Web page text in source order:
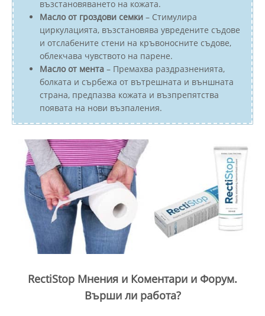
възстановяването на кожата.
Масло от гроздови семки – Стимулира
циркулацията, възстановява увредените съдове
и отслабените стени на кръвоносните съдове,
облекчава чувството на парене.
Масло от мента – Премахва раздразненията,
болката и сърбежа от вътрешната и външната
страна, предпазва кожата и възпрепятства
появата на нови възпаления.
RectiStop Мнения и Коментари и Форум.
Върши ли работа?